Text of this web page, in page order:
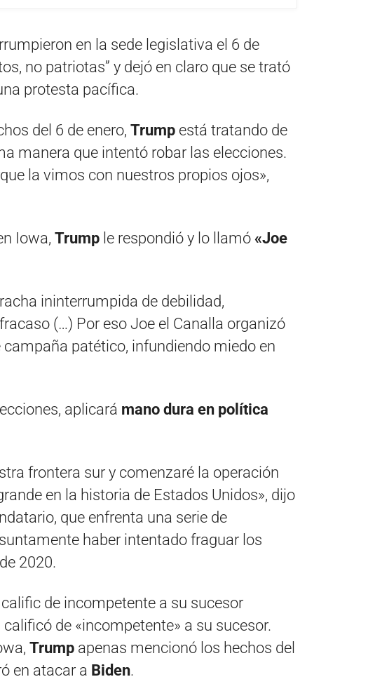
en la sede legislativa el 6 de
no patriotas” y dejó en claro que se trató
protesta pacífica.
del 6 de enero, Trump está tratando de
manera que intentó robar las elecciones.
la vimos con nuestros propios ojos»,
Iowa, Trump le respondió y lo llamó «Joe
ininterrumpida de debilidad,
(…) Por eso Joe el Canalla organizó
patético, infundiendo miedo en
aplicará mano dura en política
frontera sur y comenzaré la operación
en la historia de Estados Unidos», dijo
que enfrenta una serie de
haber intentado fraguar los
2020.
de «incompetente» a su sucesor.
Trump apenas mencionó los hechos del
en atacar a Biden.